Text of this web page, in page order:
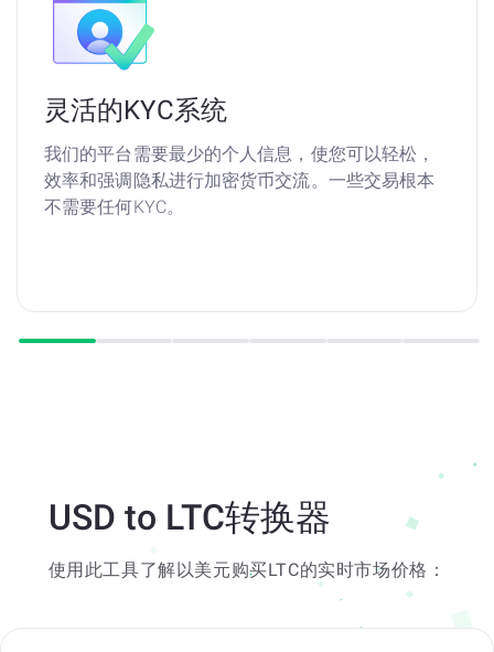
灵活的KYC系统
我们的平台需要最少的个人信息，使您可以轻松，
效率和强调隐私进行加密货币交流。一些交易根本
不需要任何KYC。
USD to LTC转换器
使用此工具了解以美元购买LTC的实时市场价格：